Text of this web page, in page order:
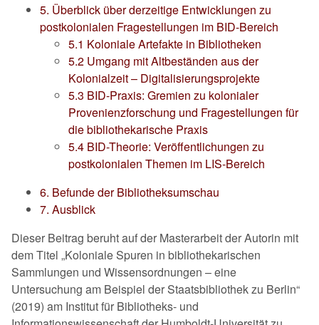
5. Überblick über derzeitige Entwicklungen zu
postkolonialen Fragestellungen im BID-Bereich
5.1 Koloniale Artefakte in Bibliotheken
5.2 Umgang mit Altbeständen aus der
Kolonialzeit – Digitalisierungsprojekte
5.3 BID-Praxis: Gremien zu kolonialer
Provenienzforschung und Fragestellungen für
die bibliothekarische Praxis
5.4 BID-Theorie: Veröffentlichungen zu
postkolonialen Themen im LIS-Bereich
6. Befunde der Bibliotheksumschau
7. Ausblick
Dieser Beitrag beruht auf der Masterarbeit der Autorin mit
dem Titel Koloniale Spuren in bibliothekarischen
Sammlungen und Wissensordnungen – eine
Untersuchung am Beispiel der Staatsbibliothek zu Berlin
(2019) am Institut für Bibliotheks- und